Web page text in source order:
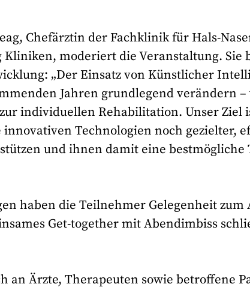
Chefärztin der Fachklinik für Hals-
Kliniken, moderiert die Veranstaltung. Sie
„Der Einsatz von Künstlicher
Jahren grundlegend verändern
individuellen Rehabilitation. Unser Ziel
innovativen Technologien noch gezielter,
und ihnen damit eine bestmögliche
haben die Teilnehmer Gelegenheit zum
Get-together mit Abendimbiss
an Ärzte, Therapeuten sowie betroffene